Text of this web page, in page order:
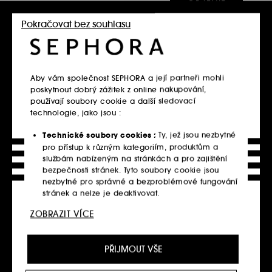
OBJEVIT
TIPY NA
PÉČI O
KUDRNATÉ
VLASY
snadno krepatí a
Poradíme vám, jak je
podpořit a zároveň
BEACH
WAVES:
NÁVOD
KROK ZA
okouzlují svou
půvabem. Ať už jste u
Aby vám společnost SEPHORA a její partneři mohli
poskytnout dobrý zážitek z online nakupování,
používají soubory cookie a další sledovací
technologie, jako jsou :
Technické soubory cookies : Ty, jež jsou nezbytné
pro přístup k různým kategoriím, produktům a
službám nabízeným na stránkách a pro zajištění
bezpečnosti stránek. Tyto soubory cookie jsou
nezbytné pro správné a bezproblémové fungování
stránek a nelze je deaktivovat.
Personalizační soubory cookie :
obsahu, které nejlépe vyhovují vašim preferencím,
a abychom vám poskytli nabídky přizpůsobené
PŘIJMOUT VŠE
Pokračovat bez souhlasu
ZOBRAZIT VÍCE